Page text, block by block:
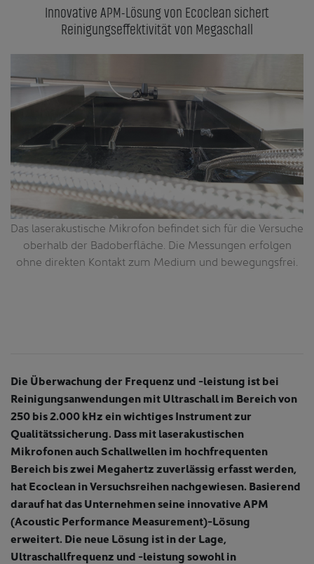
Innovative APM-Lösung von Ecoclean sichert
Reinigungseffektivität von Megaschall
Das laserakustische Mikrofon befindet sich für die Versuche
oberhalb der Badoberfläche. Die Messungen erfolgen
ohne direkten Kontakt zum Medium und bewegungsfrei.
Die Überwachung der Frequenz und -leistung ist bei
Reinigungsanwendungen mit Ultraschall im Bereich von
250 bis 2.000 kHz ein wichtiges Instrument zur
Qualitätssicherung. Dass mit laserakustischen
Mikrofonen auch Schallwellen im hochfrequenten
Bereich bis zwei Megahertz zuverlässig erfasst werden,
hat Ecoclean in Versuchsreihen nachgewiesen. Basierend
darauf hat das Unternehmen seine innovative APM
(Acoustic Performance Measurement)-Lösung
erweitert. Die neue Lösung ist in der Lage,
Ultraschallfrequenz und -leistung sowohl in